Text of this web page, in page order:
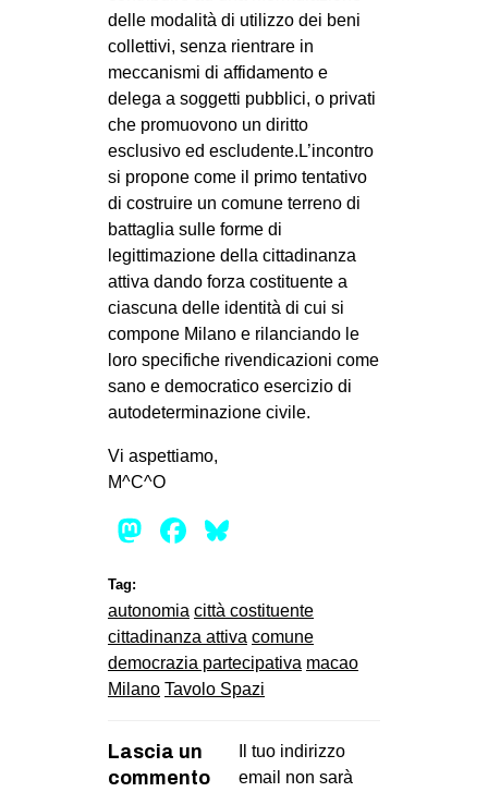
Fb
tw
bsky
ms
SEARCH
delle modalità di utilizzo dei beni
collettivi, senza rientrare in
meccanismi di affidamento e
delega a soggetti pubblici, o privati
che promuovono un diritto
esclusivo ed escludente.L’incontro
si propone come il primo tentativo
di costruire un comune terreno di
battaglia sulle forme di
legittimazione della cittadinanza
attiva dando forza costituente a
ciascuna delle identità di cui si
compone Milano e rilanciando le
loro specifiche rivendicazioni come
sano e democratico esercizio di
autodeterminazione civile.
Vi aspettiamo,
M^C^O
Mastodon
Facebook
Tag:
autonomia città costituente
cittadinanza attiva comune
democrazia partecipativa macao
Milano Tavolo Spazi
Lascia un
commento
Il tuo indirizzo
email non sarà